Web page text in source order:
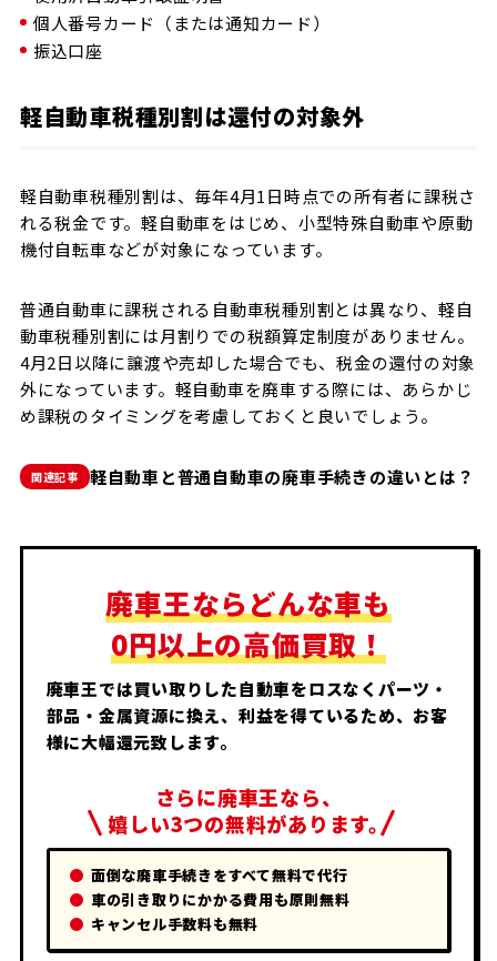
個人番号カード（または通知カード）
振込口座
軽自動車税種別割は還付の対象外
軽自動車税種別割は、毎年4月1日時点での所有者に課税さ
れる税金です。軽自動車をはじめ、小型特殊自動車や原動
機付自転車などが対象になっています。
普通自動車に課税される自動車税種別割とは異なり、軽自
動車税種別割には月割りでの税額算定制度がありません。
4月2日以降に譲渡や売却した場合でも、税金の還付の対象
外になっています。軽自動車を廃車する際には、あらかじ
め課税のタイミングを考慮しておくと良いでしょう。
関連記事 軽自動車と普通自動車の廃車手続きの違いとは？
廃車王ならどんな車も
0円以上の高価買取！
廃車王では買い取りした自動車をロスなくパーツ・
部品・金属資源に換え、利益を得ているため、お客
様に大幅還元致します。
さらに廃車王なら、
嬉しい3つの無料があります。
面倒な廃車手続きをすべて無料で代行
車の引き取りにかかる費用も原則無料
キャンセル手数料も無料